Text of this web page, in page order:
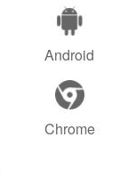
Android
Chrome